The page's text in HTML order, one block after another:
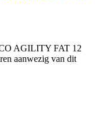
AGILITY FAT 12
aanwezig van dit